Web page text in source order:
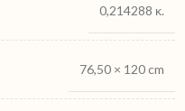
0,214288 κ.
76,50 × 120 cm